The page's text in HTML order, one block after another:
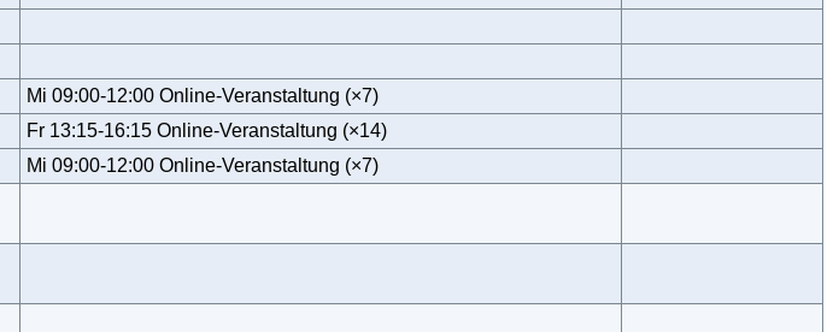
Mi 09:00-12:00 Online-Veranstaltung (×7)
Fr 13:15-16:15 Online-Veranstaltung (×14)
Mi 09:00-12:00 Online-Veranstaltung (×7)